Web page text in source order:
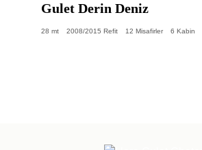
Gulet Derin Deniz
28 mt 2008/2015 Refit 12 Misafirler 6 Kabin